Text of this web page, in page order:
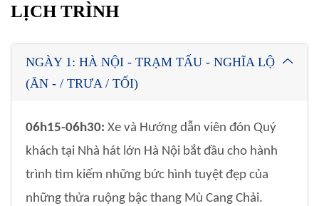
LỊCH TRÌNH
NGÀY 1: HÀ NỘI - TRẠM TẤU - NGHĨA LỘ
(ĂN - / TRƯA / TỐI)
06h15-06h30: Xe và Hướng dẫn viên đón Quý
khách tại Nhà hát lớn Hà Nội bắt đầu cho hành
trình tìm kiếm những bức hình tuyệt đẹp của
những thửa ruộng bậc thang Mù Cang Chải.